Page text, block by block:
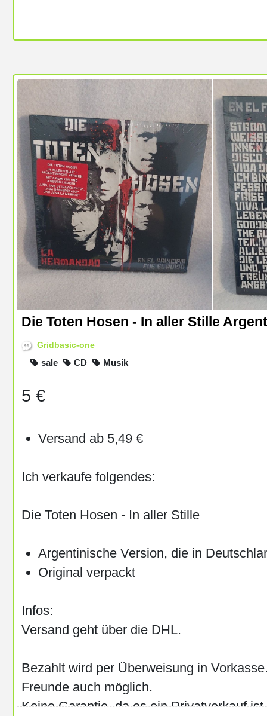
38154 Königslutter
Die Toten Hosen - In aller Stille
Gridbasic-one
sale CD Musik
5 €
Versand ab 5,49 €
Ich verkaufe folgendes:
Die Toten Hosen - In aller Stille
Argentinische Version, die in
Original verpackt
Infos:
Versand geht über die DHL.
Bezahlt wird per Überweisung in
Freunde auch möglich.
Keine Garantie, da es ein Privatverkauf ist